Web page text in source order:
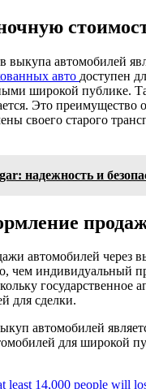
автомобилей
авто доступен
широкой публике.
Это преимущество
своего старого
надежность и
автомобилей через
чем индивидуальный
государственное
для сделки.
автомобилей
для широкой
least 14,000 people will